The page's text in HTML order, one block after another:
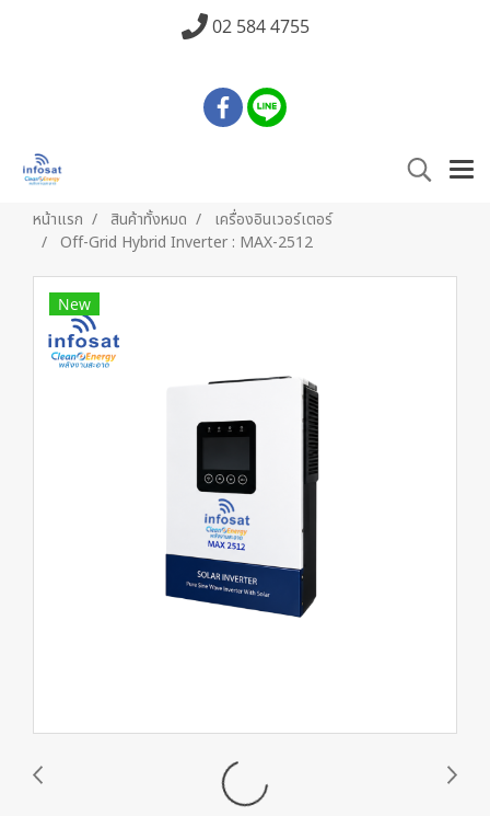
02 584 4755
หน้าแรก สินค้าทั้งหมด
เครื่องอินเวอร์เตอร์
Off-Grid Hybrid Inverter : MAX-2512
New